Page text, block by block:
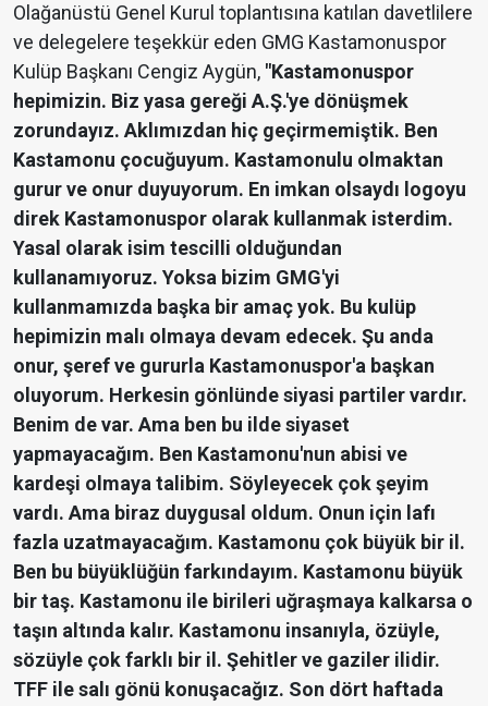
Olağanüstü Genel Kurul toplantısına katılan davetlilere
ve delegelere teşekkür eden GMG Kastamonuspor
Kulüp Başkanı Cengiz Aygün, "Kastamonuspor
hepimizin. Biz yasa gereği A.Ş.'ye dönüşmek
zorundayız. Aklımızdan hiç geçirmemiştik. Ben
Kastamonu çocuğuyum. Kastamonulu olmaktan
gurur ve onur duyuyorum. En imkan olsaydı logoyu
direk Kastamonuspor olarak kullanmak isterdim.
Yasal olarak isim tescilli olduğundan
kullanamıyoruz. Yoksa bizim GMG'yi
kullanmamızda başka bir amaç yok. Bu kulüp
hepimizin malı olmaya devam edecek. Şu anda
onur, şeref ve gururla Kastamonuspor'a başkan
oluyorum. Herkesin gönlünde siyasi partiler vardır.
Benim de var. Ama ben bu ilde siyaset
yapmayacağım. Ben Kastamonu'nun abisi ve
kardeşi olmaya talibim. Söyleyecek çok şeyim
vardı. Ama biraz duygusal oldum. Onun için lafı
fazla uzatmayacağım. Kastamonu çok büyük bir il.
Ben bu büyüklüğün farkındayım. Kastamonu büyük
bir taş. Kastamonu ile birileri uğraşmaya kalkarsa o
taşın altında kalır. Kastamonu insanıyla, özüyle,
sözüyle çok farklı bir il. Şehitler ve gaziler ilidir.
TFF ile salı gönü konuşacağız. Son dört haftada